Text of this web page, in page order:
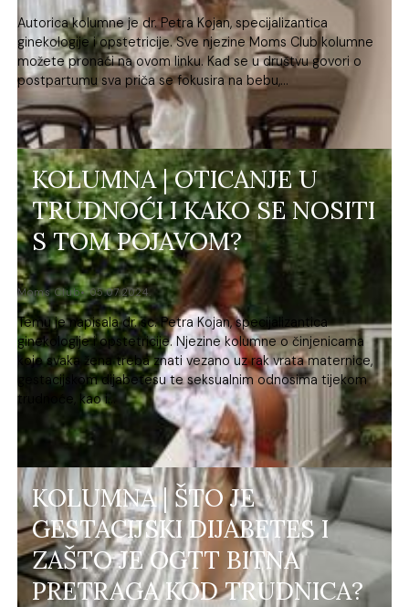
Autorica kolumne je dr. Petra Kojan, specijalizantica
ginekologije i opstetricije. Sve njezine Moms Club kolumne
možete pronaći na ovom linku. Kad se u društvu govori o
postpartumu sva priča se fokusira na bebu,...
KOLUMNA | OTICANJE U
TRUDNOĆI I KAKO SE NOSITI
S TOM POJAVOM?
Moms Club 05.07.2024.
Temu je napisala dr. sc. Petra Kojan, specijalizantica
ginekologije i opstetricije. Njezine kolumne o činjenicama
koje svaka žena treba znati vezano uz rak vrata maternice,
gestacijskom dijabetesu te seksualnim odnosima tijekom
trudnoće, kao i...
KOLUMNA | ŠTO JE
GESTACIJSKI DIJABETES I
ZAŠTO JE OGTT BITNA
PRETRAGA KOD TRUDNICA?